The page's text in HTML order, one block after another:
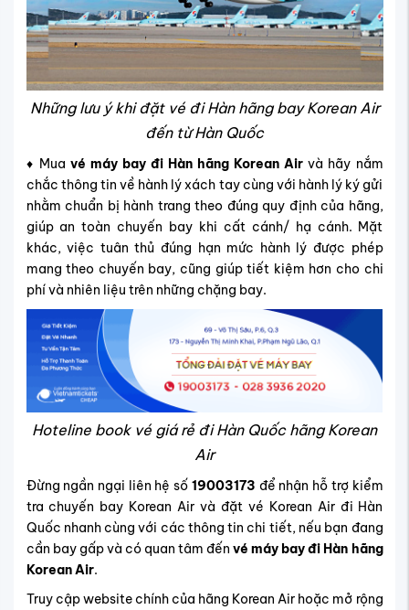
Những lưu ý khi đặt vé đi Hàn hãng bay Korean Air
đến từ Hàn Quốc
♦︎ Mua vé máy bay đi Hàn hãng Korean Air và hãy nắm
chắc thông tin về hành lý xách tay cùng với hành lý ký gửi
nhằm chuẩn bị hành trang theo đúng quy định của hãng,
giúp an toàn chuyến bay khi cất cánh/ hạ cánh. Mặt
khác, việc tuân thủ đúng hạn mức hành lý được phép
mang theo chuyến bay, cũng giúp tiết kiệm hơn cho chi
phí và nhiên liệu trên những chặng bay.
Hoteline book vé giá rẻ đi Hàn Quốc hãng Korean
Air
Đừng ngần ngại liên hệ số 19003173 để nhận hỗ trợ kiểm
tra chuyến bay Korean Air và đặt vé Korean Air đi Hàn
Quốc nhanh cùng với các thông tin chi tiết, nếu bạn đang
cần bay gấp và có quan tâm đếnvé máy bay đi Hàn hãng
Korean Air.
Truy cập website chính của hãng Korean Air hoặc mở rộng